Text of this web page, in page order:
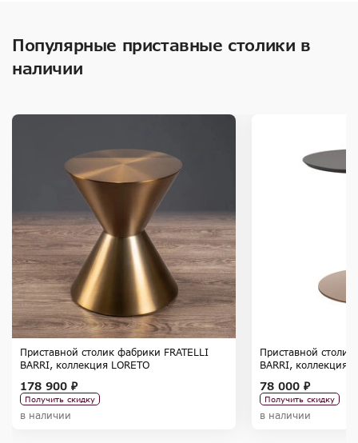
Популярные приставные столики в
наличии
Приставной столик фабрики FRATELLI
BARRI, коллекция LORETO
178 900 ₽
Получить скидку
в наличии
Приставной
BARRI, коллекция
78 000 ₽
Получить скидку
в наличии